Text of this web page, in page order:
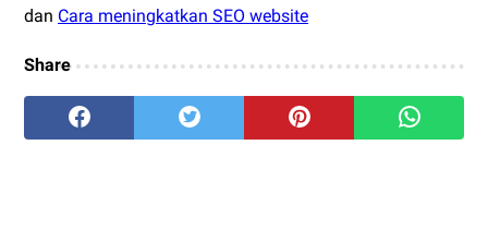
dan Cara meningkatkan SEO website
Share